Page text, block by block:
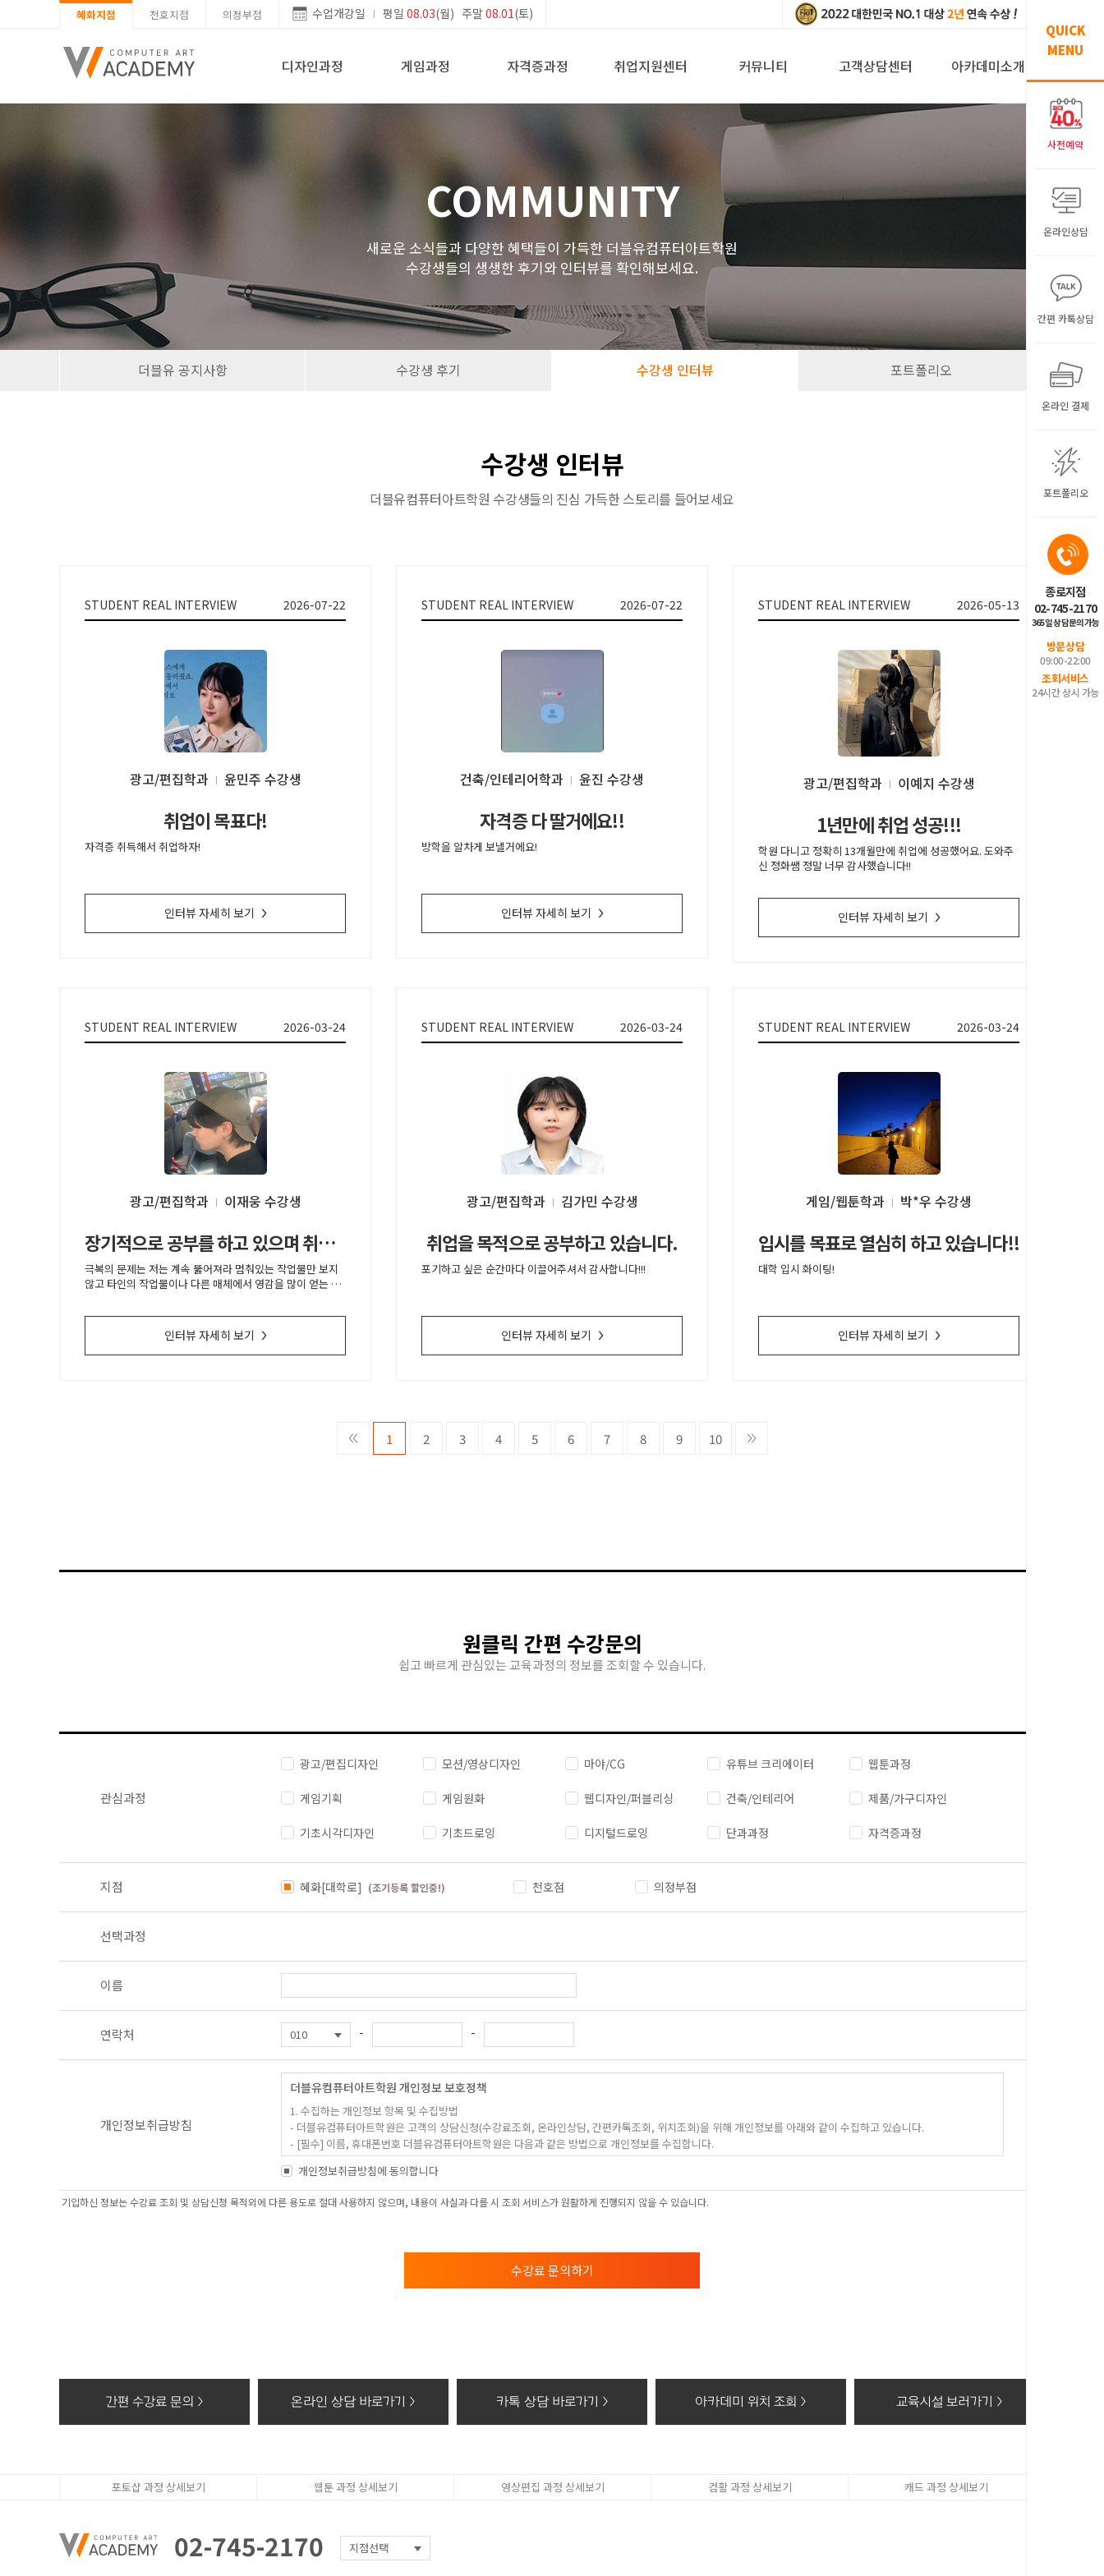
혜화지점 천호지점 의정부점 수업개강일 평일 08.03(월) 주말08.01(토)
디자인과정 게임과정 자격증과정 취업지원센터 커뮤니티 고객상담센터 아카데미소개
QUICK
MENU
사전예약
온라인상담
간편 카톡상담
온라인 결제
포트폴리오
종로지점
02-745-2170
365일 상담문의가능
방문상담
09:00-22:00
조회서비스
24시간 상시 가능
COMMUNITY
새로운 소식들과 다양한 혜택들이 가득한 더블유컴퓨터아트학원
수강생들의 생생한 후기와 인터뷰를 확인해보세요.
더블유 공지사항 수강생 후기 수강생 인터뷰 포트폴리오
수강생 인터뷰
더블유컴퓨터아트학원 수강생들의 진심 가득한 스토리를 들어보세요
STUDENT REAL INTERVIEW 2026-07-22
광고/편집학과 윤민주
취업이 목표다!
자격증 취득해서 취업하자!
인터뷰 자세히 보기 >
STUDENT REAL INTERVIEW 2026-07-22
건축/인테리어학과 윤진
자격증 다 딸거에요!!
방학을 알차게 보낼거에요!
인터뷰 자세히 보기 >
STUDENT REAL INTERVIEW 2026-05-13
광고/편집학과 이예지
1년만에 취업 성공!!!
학원 다니고 정확히 13개월만에 취업에 성공했어요. 도와주
신 정화쌤 정말 너무 감사했습니다!!
인터뷰 자세히 보기 >
STUDENT REAL INTERVIEW 2026-03-24
광고/편집학과 이재웅
장기적으로 공부를 하고 있으며 취업이 목표입니다.
극복의 문제는 저는 계속 뚫어져라 멈춰있는 작업물만 보지
않고 타인의 작업물이나 다른 매체에서 영감을 많이 얻는 것
인터뷰 자세히 보기 >
STUDENT REAL INTERVIEW 2026-03-24
광고/편집학과 김가민
취업을 목적으로 공부하고 있습니다.
포기하고 싶은 순간마다 이끌어주셔서 감사합니다!!!
인터뷰 자세히 보기 >
STUDENT REAL INTERVIEW 2026-03-24
게임/웹툰학과 박*우
입시를 목표로 열심히 하고 있습니다!!
대학 입시 화이팅!
인터뷰 자세히 보기 >
← 1 2 3 4 5 6 7 8 9 10
원클릭 간편 수강문의
쉽고 빠르게 관심있는 교육과정의 정보를 조회할 수 있습니다.
관심과정
광고/편집디자인 모션/영상디자인 마야/CG 유튜브 크리에이터 웹툰과정
게임기획 게임원화 웹디자인/퍼블리싱 건축/인테리어 제품/가구디자인
기초시각디자인 기초드로잉 디지털드로잉 단과과정 자격증과정
지점 혜화[대학로] (조기등록 할인중!) 천호점 의정부점
선택과정
이름
연락처 - -
개인정보취급방침
더블유컴퓨터아트학원 개인정보 보호정책
1. 수집하는 개인정보 항목 및 수집방법
- 더블유컴퓨터아트학원은 고객의 상담신청(수강료조회, 온라인상담, 간편카톡조회, 위치조회)을 위해 개인정보를 아래와 같이 수집하고 있습니다.
- [필수] 이름, 휴대폰번호 더블유컴퓨터아트학원은 다음과 같은 방법으로 개인정보를 수집합니다.
- 홈페이지 내 상담신청(수강료조회, 온라인상담, 간편카톡조회, 위치조회)을 통해 개인정보를 수집하고 있습니다.
2. 개인정보 수집 및 이용목적
- 과정문의에 대한 학과담당선생님의 전화 및 SNS 상담
4. 동의를 거부할 권리가 있다는 사실과 동의 거부에 따른 불이익 내용
- 전자적 파일 형태로 저장된 개인정보 : 기록을 재생할 수 없는 기술적 방법을 사용하여 삭제
개인정보취급방침에 동의합니다
기입하신 정보는 수강료 조회 및 상담신청 목적외에 다른 용도로 절대 사용하지 않으며, 내용이 사실과 다를 시 조회 서비스가 원활하게 진행되지 않을 수 있습니다.
수강료 문의하기
간편 수강료 문의 > 온라인 상담 바로가기 > 카톡 상담 바로가기 > 아카데미 위치 조회 > 교육시설 보러가기 >
포토샵 과정 상세보기 웹툰 과정 상세보기 영상편집 과정 상세보기 컴활 과정 상세보기 캐드 과정 상세보기
02-745-2170